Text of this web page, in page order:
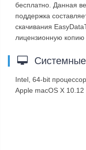
бесплатно. Данная
поддержка
скачивания
лицензионную копию
Intel, 64-bit процессор
Apple macOS X 10.12